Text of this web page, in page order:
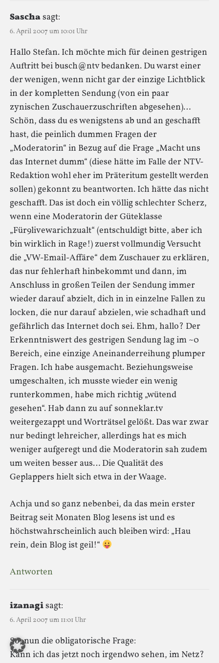
Saschasagt:
6. April 2007 um 10:01 Uhr
Hallo Stefan. Ich möchte mich für deinen gestrigen
Auftritt bei busch@ntv bedanken. Du warst einer
der wenigen, wenn nicht gar der einzige Lichtblick
in der kompletten Sendung (von ein paar
zynischen Zuschauerzuschriften abgesehen)…
Schön, dass du es wenigstens ab und an geschafft
hast, die peinlich dummen Fragen der
„Moderatorin“ in Bezug auf die Frage „Macht uns
das Internet dumm“ (diese hätte im Falle der NTV-
Redaktion wohl eher im Präteritum gestellt werden
sollen) gekonnt zu beantworten. Ich hätte das nicht
geschafft. Das ist doch ein völlig schlechter Scherz,
wenn eine Moderatorin der Güteklasse
„Für9livewarichzualt“ (entschuldigt bitte, aber ich
bin wirklich in Rage!) zuerst vollmundig Versucht
die „VW-Email-Affäre“ dem Zuschauer zu erklären,
das nur fehlerhaft hinbekommt und dann, im
Anschluss in großen Teilen der Sendung immer
wieder darauf abzielt, dich in in einzelne Fallen zu
locken, die nur darauf abzielen, wie schadhaft und
gefährlich das Internet doch sei. Ehm, hallo? Der
Erkenntniswert des gestrigen Sendung lag im ~0
Bereich, eine einzige Aneinanderreihung plumper
Fragen. Ich habe ausgemacht. Beziehungsweise
umgeschalten, ich musste wieder ein wenig
runterkommen, habe mich richtig „wütend
gesehen“. Hab dann zu auf sonneklar.tv
weitergezappt und Worträtsel gelößt. Das war zwar
nur bedingt lehreicher, allerdings hat es mich
weniger aufgeregt und die Moderatorin sah zudem
um weiten besser aus… Die Qualität des
Geplappers hielt sich etwa in der Waage.
Achja und so ganz nebenbei, da das mein erster
Beitrag seit Monaten Blog lesens ist und es
höchstwahrscheinlich auch bleiben wird: „Hau
rein, dein Blog ist geil!“
Antworten
izanagisagt:
6. April 2007 um 11:01 Uhr
So, nun die obligatorische Frage:
Kann ich das jetzt noch irgendwo sehen, im Netz?